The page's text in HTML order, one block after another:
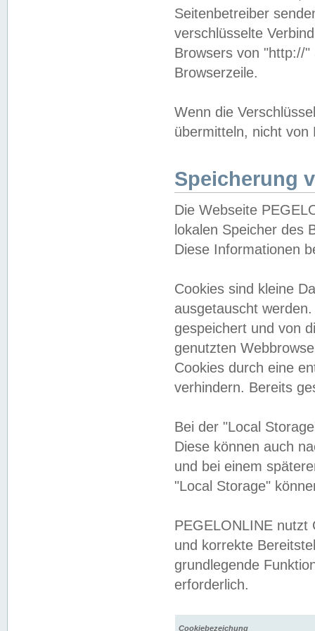
Seitenbetreiber
verschlüsselte
Browsers von "http://
Browserzeile.
Wenn die
übermitteln, nicht von
Speicherung
Die Webseite
lokalen Speicher des
Diese Informationen
Cookies sind kleine
ausgetauscht
gespeichert und von
genutzten
Cookies durch eine
verhindern. Bereits
Bei der "Local
Diese können auch
und bei einem
"Local Storage"
PEGELONLINE nutzt
und korrekte
grundlegende
erforderlich.
Cookiebezeichung